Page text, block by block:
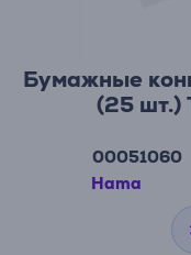
Бумажные
(25 шт.)
00051060
Hama